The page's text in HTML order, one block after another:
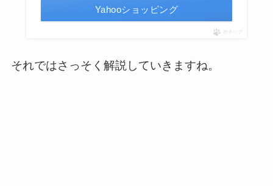
Yahooショッピング
ポチップ
それではさっそく解説していきますね。